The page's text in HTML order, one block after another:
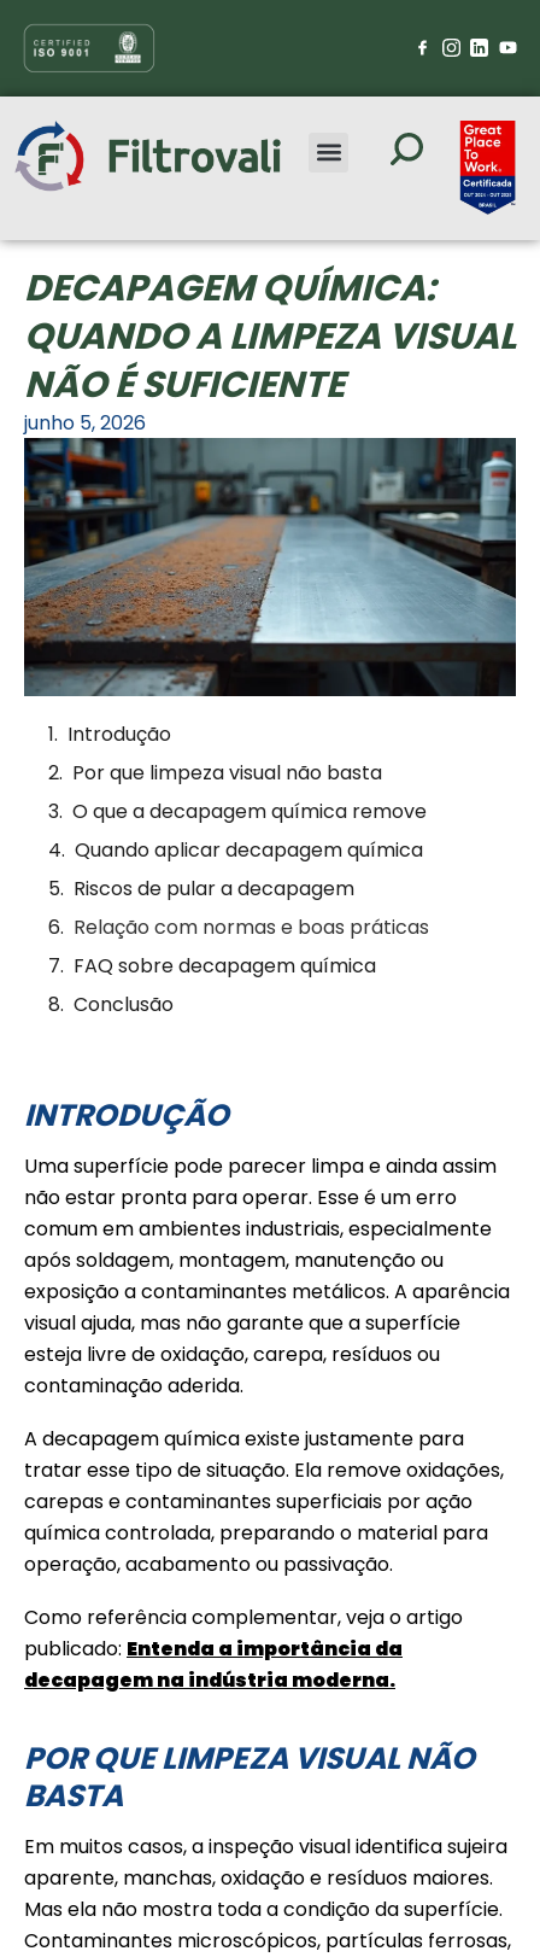
DECAPAGEM QUÍMICA:
QUANDO A LIMPEZA VISUAL
NÃO É SUFICIENTE
junho 5, 2026
Introdução
Por que limpeza visual não basta
O que a decapagem química remove
Quando aplicar decapagem química
Riscos de pular a decapagem
Relação com normas e boas práticas
FAQ sobre decapagem química
Conclusão
INTRODUÇÃO
Uma superfície pode parecer limpa e ainda assim
não estar pronta para operar. Esse é um erro
comum em ambientes industriais, especialmente
após soldagem, montagem, manutenção ou
exposição a contaminantes metálicos. A aparência
visual ajuda, mas não garante que a superfície
esteja livre de oxidação, carepa, resíduos ou
contaminação aderida.
A decapagem química existe justamente para
tratar esse tipo de situação. Ela remove oxidações,
carepas e contaminantes superficiais por ação
química controlada, preparando o material para
operação, acabamento ou passivação.
Como referência complementar, veja o artigo
publicado: Entenda a importância da
decapagem na indústria moderna.
POR QUE LIMPEZA VISUAL NÃO
BASTA
Em muitos casos, a inspeção visual identifica sujeira
aparente, manchas, oxidação e resíduos maiores.
Mas ela não mostra toda a condição da superfície.
Contaminantes microscópicos, partículas ferrosas,